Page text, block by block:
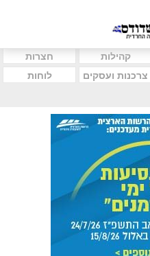
קהילות
חצרות
צרכנות ועסקים
לוחות